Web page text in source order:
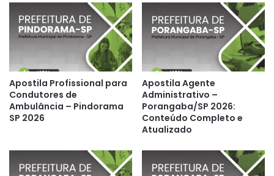
Apostila Profissional para
Condutores de
Ambulância – Pindorama
SP 2026
Apostila Agente
Administrativo –
Porangaba/SP 2026:
Conteúdo Completo e
Atualizado